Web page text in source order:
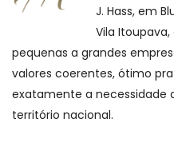
J. Hass, em
Vila
pequenas a grandes
valores coerentes, ótimo
exatamente a necessidade
território nacional.